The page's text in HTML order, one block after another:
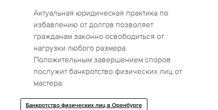
Актуальная юридическая практика по
избавлению от долгов позволяет
гражданам законно освободиться от
нагрузки любого размера.
Положительным завершением споров
послужит банкротство физических лиц от
мастера.
Банкротство физических лиц в Оренбурге